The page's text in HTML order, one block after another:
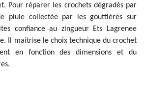
Pour réparer les crochets dégradés par
pluie collectée par les gouttières sur
confiance au zingueur Ets Lagrenee
Il maitrise le choix technique du crochet
en fonction des dimensions et du